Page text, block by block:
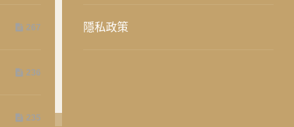
267
236
235
隱私政策